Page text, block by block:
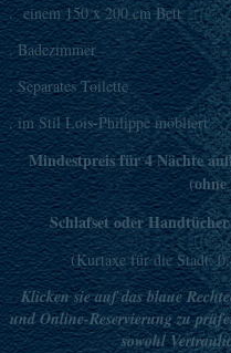
. einem 150 x 200 cm Bett
. Badezimmer
. Separates Toilette
. im Stil Lois-Philippe möbliert
Mindestpreis für 4 Nächte
Schlafset oder
(Kurtaxefür die Stadt:
Klicken sie auf das blaue
und Online-Reservierung zu
sowohl